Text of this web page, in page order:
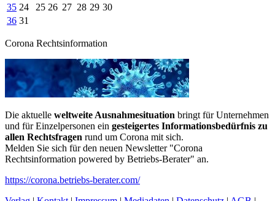
35 24 25 26 27 28 29 30
36 31
Corona Rechtsinformation
Die aktuelle weltweite Ausnahmesituation bringt für Unternehmen
und für Einzelpersonen ein gesteigertes Informationsbedürfnis zu
allen Rechtsfragen rund um Corona mit sich.
Melden Sie sich für den neuen Newsletter "Corona
Rechtsinformation powered by Betriebs-Berater" an.
https://corona.betriebs-berater.com/